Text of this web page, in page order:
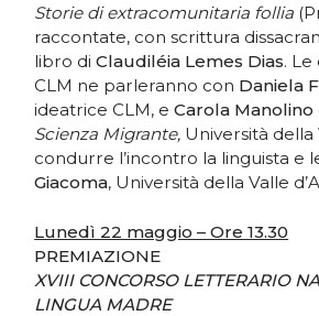
Storie di extracomunitaria follia
raccontate, con scrittura
libro diClaudiléia Lemes Dias.
CLM ne parleranno con Daniela
ideatrice CLM, e Carola Manolino
Scienza Migrante, Università della
condurre l’incontro la linguista e
Giacoma, Università della Valle
Lunedì 22 maggio – Ore 13.30
PREMIAZIONE
XVIII CONCORSO LETTERARIO
LINGUA MADRE